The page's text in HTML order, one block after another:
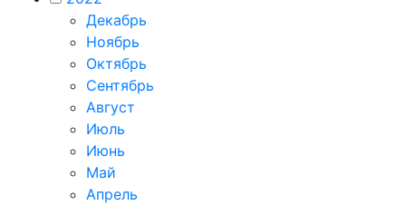
Декабрь
Ноябрь
Октябрь
Сентябрь
Август
Июль
Июнь
Май
Апрель